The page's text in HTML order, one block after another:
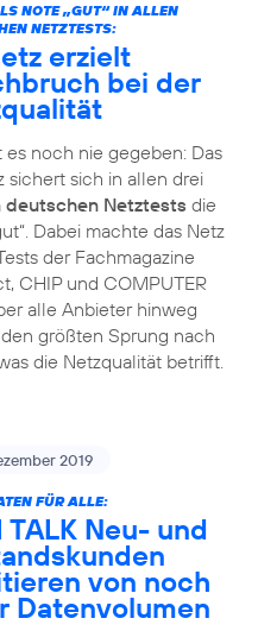
NOTE „GUT“ IN ALLEN
NETZTESTS:
erzielt
bei der
es noch nie gegeben: Das
sichert sich in allen drei
deutschen Netztests die
Dabei machte das Netz
der Fachmagazine
CHIP und COMPUTER
alle Anbieter hinweg
größten Sprung nach
die Netzqualität betrifft.
2019
FÜR ALLE:
TALK Neu- und
von noch
Datenvolumen